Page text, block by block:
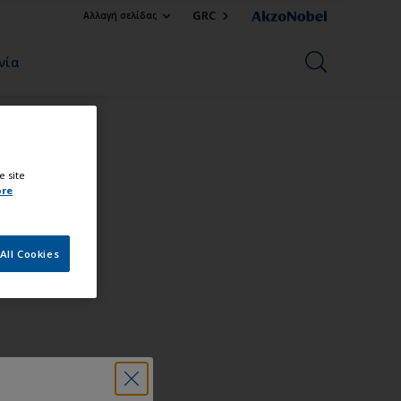
Αλλαγή σελίδας GRC
site
Cookies